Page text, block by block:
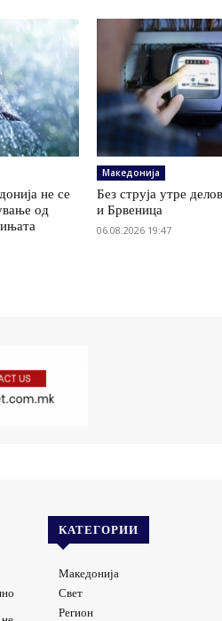
не се
од
Македонија
Без струја утре
и Брвеница
06.08.2026 19:47
КАТЕГОРИИ
Македонија
Свет
Регион